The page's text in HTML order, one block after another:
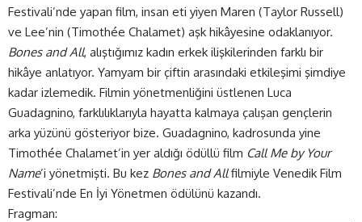
Festivali’nde yapan film, insan eti yiyen Maren (Taylor Russell)
ve Lee’nin (Timothée Chalamet) aşk hikâyesine odaklanıyor.
Bones and All, alıştığımız kadın erkek ilişkilerinden farklı bir
hikâye anlatıyor. Yamyam bir çiftin arasındaki etkileşimi şimdiye
kadar izlemedik. Filmin yönetmenliğini üstlenen Luca
Guadagnino, farklılıklarıyla hayatta kalmaya çalışan gençlerin
arka yüzünü gösteriyor bize. Guadagnino, kadrosunda yine
Timothée Chalamet’in yer aldığı ödüllü film Call Me by Your
Name’i yönetmişti. Bu kez Bones and Allfilmiyle Venedik Film
Festivali’nde En İyi Yönetmen ödülünü kazandı.
Fragman: